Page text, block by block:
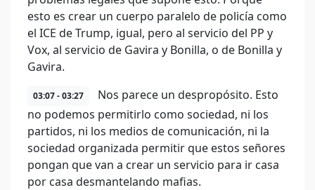
esto es crear un cuerpo paralelo de policía como
el ICE de Trump, igual, pero al servicio del PP y
Vox, al servicio de Gavira y Bonilla, o de Bonilla y
Gavira.
03:07 - 03:27
Nos parece un despropósito. Esto
no podemos permitirlo como sociedad, ni los
partidos, ni los medios de comunicación, ni la
sociedad organizada permitir que estos señores
pongan que van a crear un servicio para ir casa
por casa desmantelando mafias.